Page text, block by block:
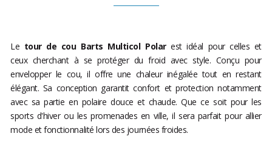
Le tour de cou Barts Multicol Polarest idéal pour celles et
ceux cherchant à se protéger du froid avec style. Conçu pour
envelopper le cou, il offre une chaleur inégalée tout en restant
élégant. Sa conception garantit confort et protection notamment
avec sa partie en polaire douce et chaude. Que ce soit pour les
sports d'hiver ou les promenades en ville, il sera parfait pour allier
mode et fonctionnalité lors des journées froides.